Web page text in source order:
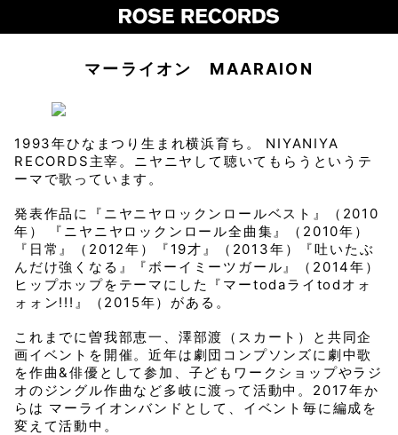
マーライオン MAARAION
1993年ひなまつり生まれ横浜育ち。 NIYANIYA
RECORDS主宰。ニヤニヤして聴いてもらうというテ
ーマで歌っています。
発表作品に『ニヤニヤロックンロールベスト』（2010
年） 『ニヤニヤロックンロール全曲集』（2010年）
『日常』（2012年）『19才』（2013年）『吐いたぶ
んだけ強くなる』『ボーイミーツガール』（2014年）
ヒップホップをテーマにした『マーtodaライtodオォ
ォォン!!!』（2015年）がある。
これまでに曽我部恵一、澤部渡（スカート）と共同企
画イベントを開催。近年は劇団コンプソンズに劇中歌
を作曲&俳優として参加、子どもワークショップやラジ
オのジングル作曲など多岐に渡って活動中。2017年か
らは マーライオンバンドとして、イベント毎に編成を
変えて活動中。